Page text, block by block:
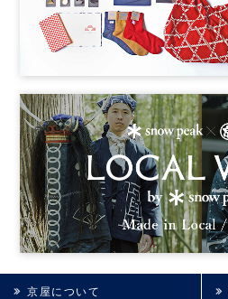
京屋について